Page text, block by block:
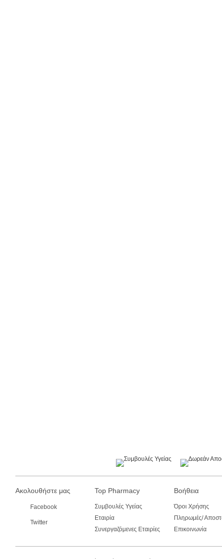
Ακολουθήστε μας
Facebook
Twitter
Top Pharmacy
Συμβουλές Υγείας
Εταιρία
Συνεργαζόμενες Εταιρίες
Βοήθεια
Όροι Χρήσης
Πληρωμές/
Επικοινωνία